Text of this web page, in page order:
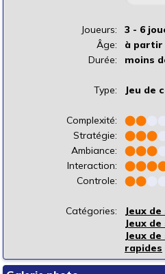
Joueurs:
3 - 6
Âge:
à partir
Durée:
moins
Type: Jeu de
Complexité: ⬤⬤
Stratégie:
⬤⬤⬤
Ambiance:
⬤⬤⬤
Interaction:
⬤⬤⬤
Controle:
⬤⬤
Catégories:
Jeux
Jeux
Jeux
rapides